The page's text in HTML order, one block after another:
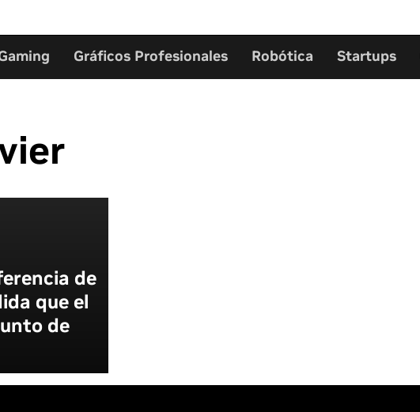
Gráficos Profesionales Robótica Startups
de
que el
de